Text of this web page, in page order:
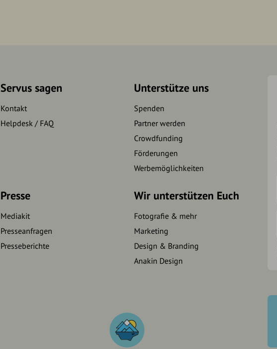
Servus sagen
Kontakt
Helpdesk / FAQ
Unterstütze uns
Spenden
Partner werden
Crowdfunding
Förderungen
Werbemöglichkeiten
Presse
Mediakit
Presseanfragen
Presseberichte
Wir unterstützen Euch
Fotografie & mehr
Marketing
Design & Branding
Anakin Design